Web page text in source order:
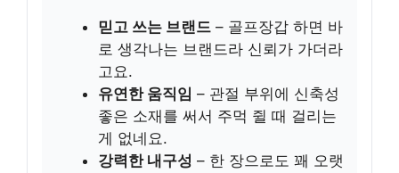
믿고 쓰는 브랜드 – 골프장갑 하면 바
로 생각나는 브랜드라 신뢰가 가더라
고요.
유연한 움직임 – 관절 부위에 신축성
좋은 소재를 써서 주먹 쥘 때 걸리는
게 없네요.
강력한 내구성 – 한 장으로도 꽤 오랫